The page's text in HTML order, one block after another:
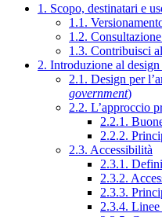
1. Scopo, destinatari e
1.1.
1.2.
1.3. Contribuisci
2. Introduzione al
2.1. Design per
government)
2.2. L’approccio
2.2.1.
2.2.2.
2.3. Accessibilità
2.3.1.
2.3.2.
2.3.3.
2.3.4. Linee